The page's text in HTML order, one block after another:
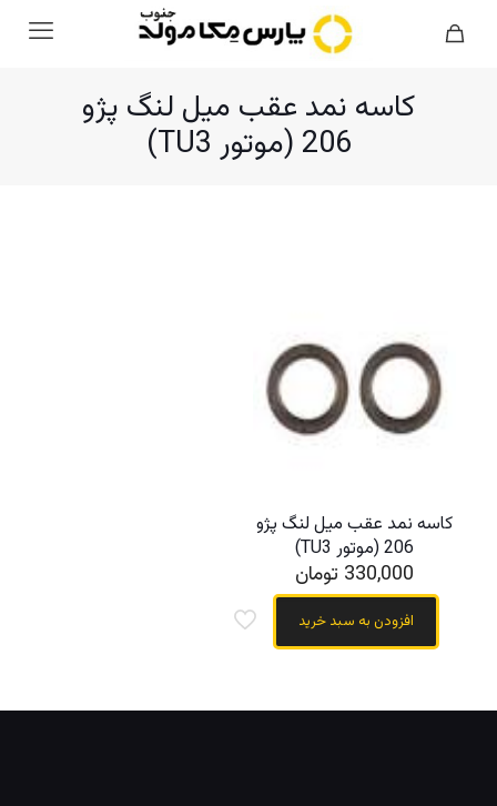
کاسه نمد عقب میل لنگ پژو
206 (موتور TU3)
کاسه نمد عقب میل لنگ پژو
206 (موتور TU3)
330,000 تومان
افزودن به سبد خرید